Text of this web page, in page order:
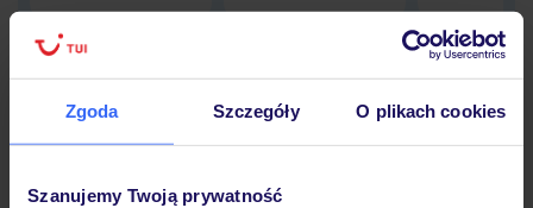
Zgoda Szczegóły O plikach cookies
Szanujemy Twoją prywatność
Hotel